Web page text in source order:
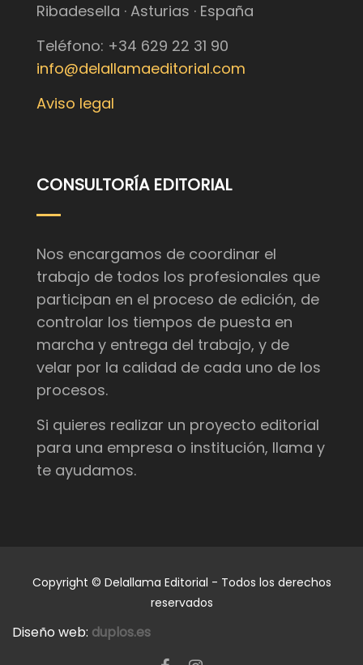
Ribadesella · Asturias · España
Teléfono: +34 629 22 31 90
info@delallamaeditorial.com
Aviso legal
CONSULTORÍA EDITORIAL
Nos encargamos de coordinar el
trabajo de todos los profesionales que
participan en el proceso de edición, de
controlar los tiempos de puesta en
marcha y entrega del trabajo, y de
velar por la calidad de cada uno de los
procesos.
Si quieres realizar un proyecto editorial
para una empresa o institución, llama y
te ayudamos.
Copyright © Delallama Editorial - Todos los derechos
reservados
Diseño web: duplos.es